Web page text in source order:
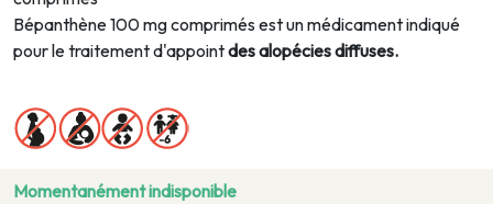
Bépanthène 100 mg comprimés est un médicament indiqué
pour le traitement d'appointdes alopécies diffuses.
Momentanément indisponible